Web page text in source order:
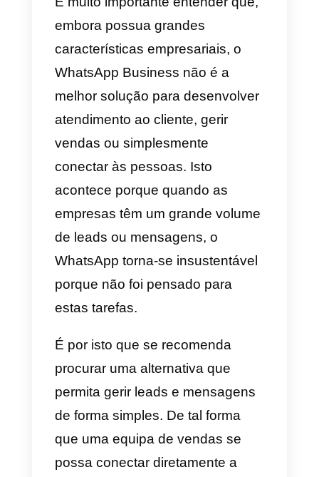
na Coreia do Sul, pelo que a
maior parte do seu público é
oriental. Isto é definitivamente
uma desvantagem se a
queremos usar na América
Latina. Recordamos que uma
aplicação de mensagens não
serve de muito quando não tens
usuários ativos na tua região.